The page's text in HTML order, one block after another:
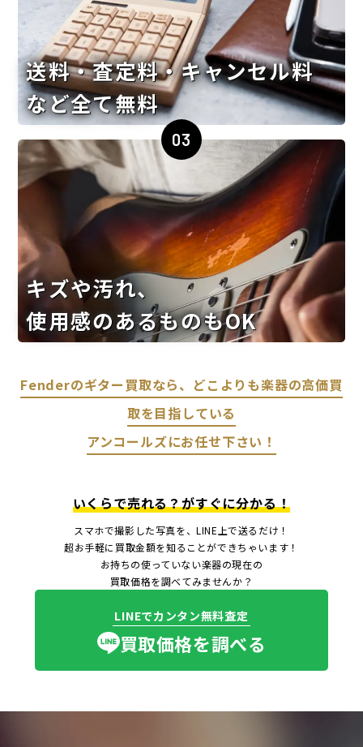
送料・査定料・キャンセル料
など全て無料
03
キズや汚れ、
使用感のあるものもOK
Fenderのギター買取なら、どこよりも楽器の高価買
取を目指している
アンコールズにお任せ下さい！
いくらで売れる？がすぐに分かる！
スマホで撮影した写真を、LINE上で送るだけ！
超お手軽に買取金額を知ることができちゃいます！
お持ちの使っていない楽器の現在の
買取価格を調べてみませんか？
LINEでカンタン無料査定
買取価格を調べる